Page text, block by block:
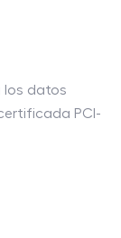
los datos
PCI-